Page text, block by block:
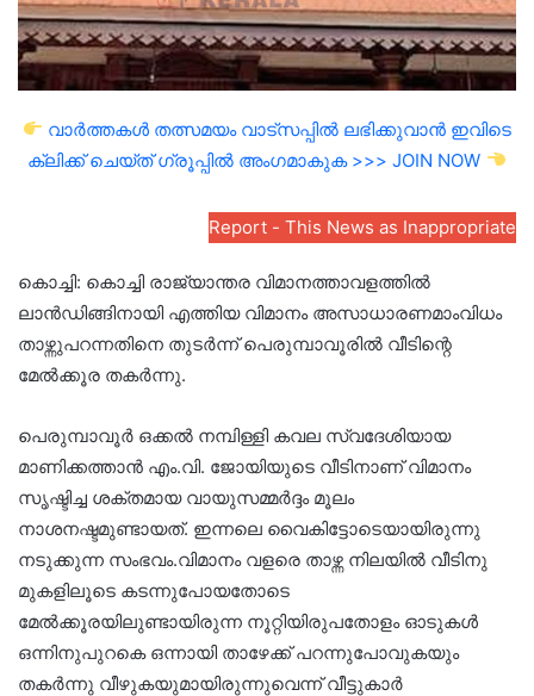
വാർത്തകൾ തത്സമയം വാട്സപ്പിൽ ലഭിക്കുവാൻ ഇവിടെ
ക്ലിക്ക് ചെയ്ത് ഗ്രൂപ്പിൽ അംഗമാകുക >>> JOIN NOW
Report - This News as Inappropriate
കൊച്ചി: കൊച്ചി രാജ്യാന്തര വിമാനത്താവളത്തിൽ
ലാൻഡിങ്ങിനായി എത്തിയ വിമാനം അസാധാരണമാംവിധം
താഴ്ന്നുപറന്നതിനെ തുടർന്ന് പെരുമ്പാവൂരിൽ വീടിന്റെ
മേൽക്കൂര തകർന്നു.
പെരുമ്പാവൂർ ഒക്കൽ നമ്പിള്ളി കവല സ്വദേശിയായ
മാണിക്കത്താൻ എം.വി. ജോയിയുടെ വീടിനാണ് വിമാനം
സൃഷ്ടിച്ച ശക്തമായ വായുസമ്മർദ്ദം മൂലം
നാശനഷ്ടമുണ്ടായത്. ഇന്നലെ വൈകിട്ടോടെയായിരുന്നു
നടുക്കുന്ന സംഭവം.വിമാനം വളരെ താഴ്ന്ന നിലയിൽ വീടിനു
മുകളിലൂടെ കടന്നുപോയതോടെ
മേൽക്കൂരയിലുണ്ടായിരുന്ന നൂറ്റിയിരുപതോളം ഓടുകൾ
ഒന്നിനുപുറകെ ഒന്നായി താഴേക്ക് പറന്നുപോവുകയും
തകർന്നു വീഴുകയുമായിരുന്നുവെന്ന് വീട്ടുകാർ